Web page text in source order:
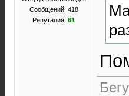
Сообщений: 418
Репутация: 61